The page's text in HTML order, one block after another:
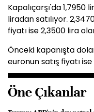
Kapalıçarşı'da 1,7950
liradan satılıyor.
fiyatı ise 2,3500 lira
Önceki kapanışta
euronun satış fiyatı
Öne Çıkanlar